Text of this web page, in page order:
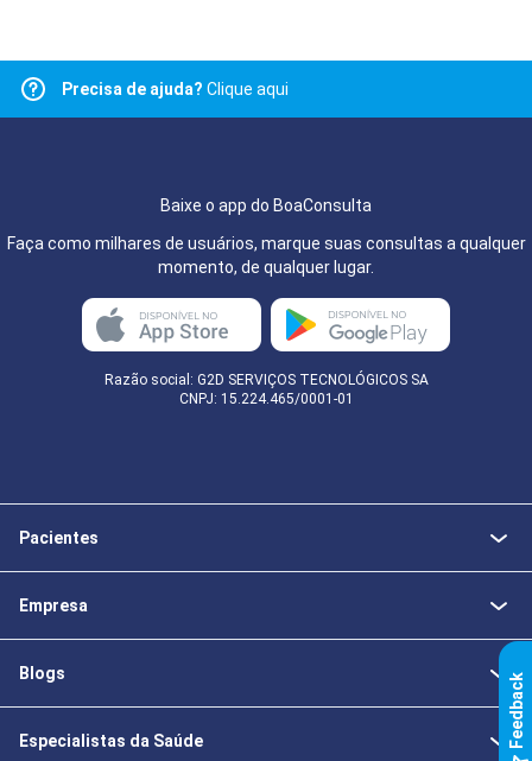
Precisa de ajuda? Clique aqui
Baixe o app do BoaConsulta
Faça como milhares de usuários, marque suas consultas a qualquer
momento, de qualquer lugar.
Razão social: G2D SERVIÇOS TECNOLÓGICOS SA
CNPJ: 15.224.465/0001-01
Pacientes
Empresa
Blogs
Especialistas da Saúde k